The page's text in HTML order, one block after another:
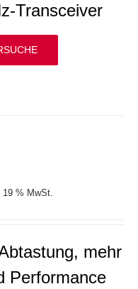
Transceiver
19 % MwSt.
mehr
Performance